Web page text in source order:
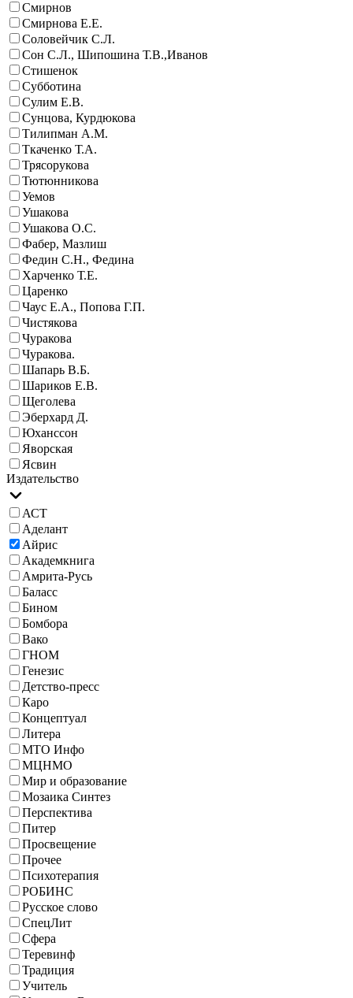
Смирнов
Смирнова Е.Е.
Соловейчик С.Л.
Сон С.Л., Шипошина Т.В.,Иванов
Стишенок
Субботина
Сулим Е.В.
Сунцова, Курдюкова
Тилипман А.М.
Ткаченко Т.А.
Трясорукова
Тютюнникова
Уемов
Ушакова
Ушакова О.С.
Фабер, Мазлиш
Федин С.Н., Федина
Харченко Т.Е.
Царенко
Чаус Е.А., Попова Г.П.
Чистякова
Чуракова
Чуракова.
Шапарь В.Б.
Шариков Е.В.
Щеголева
Эберхард Д.
Юханссон
Яворская
Ясвин
Издательство
АСТ
Аделант
Айрис
Академкнига
Амрита-Русь
Баласс
Бином
Бомбора
Вако
ГНОМ
Генезис
Детство-пресс
Каро
Концептуал
Литера
МТО Инфо
МЦНМО
Мир и образование
Мозаика Синтез
Перспектива
Питер
Просвещение
Прочее
Психотерапия
РОБИНС
Русское слово
СпецЛит
Сфера
Теревинф
Традиция
Учитель